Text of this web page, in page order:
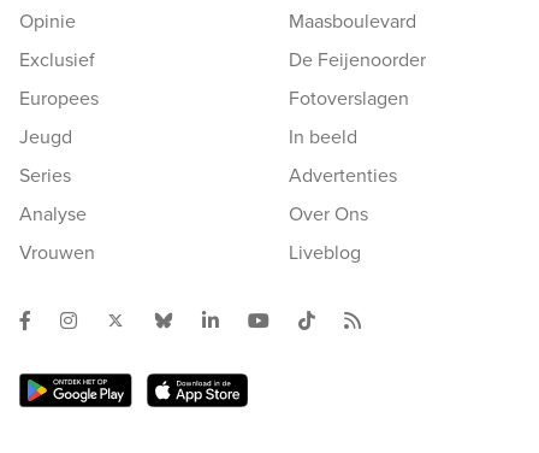
Opinie
Exclusief
Europees
Jeugd
Series
Analyse
Vrouwen
Maasboulevard
De Feijenoorder
Fotoverslagen
In beeld
Advertenties
Over Ons
Liveblog